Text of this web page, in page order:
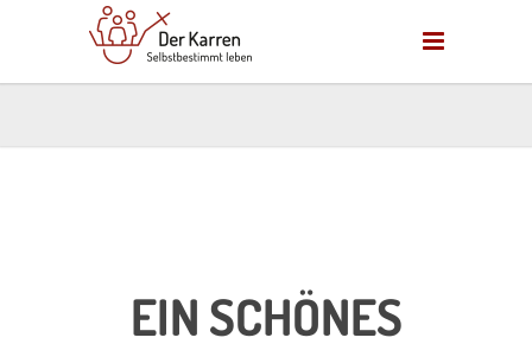
EIN SCHÖNES